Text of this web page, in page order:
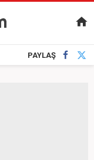
PAYLAŞ